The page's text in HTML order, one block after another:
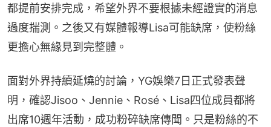
都提前安排完成，希望外界不要根據未經證實的消息
過度揣測。之後又有媒體報導Lisa可能缺席，使粉絲
更擔心無緣見到完整體。
面對外界持續延燒的討論，YG娛樂7日正式發表聲
明，確認Jisoo、Jennie、Rosé、Lisa四位成員都將
出席10週年活動，成功粉碎缺席傳聞。只是粉絲的不